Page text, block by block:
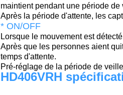
maintient pendant une période de
Après la période d'attente, les
* ON/OFF
Lorsque le mouvement est
Après que les personnes aient
temps d'attente.
Pré-réglage de la période de
HD406VRH